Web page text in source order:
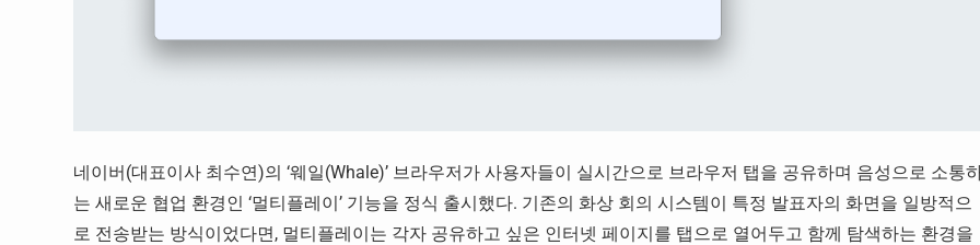
네이버(대표이사 최수연)의 ‘웨일(Whale)’ 브라우저가 사용자들이 실시간으로 브라우저 탭을 공유하며 음성으로 소통
는 새로운 협업 환경인 ‘멀티플레이’ 기능을 정식 출시했다. 기존의 화상 회의 시스템이 특정 발표자의 화면을 일방적으
로 전송받는 방식이었다면, 멀티플레이는 각자 공유하고 싶은 인터넷 페이지를 탭으로 열어두고 함께 탐색하는 환경을